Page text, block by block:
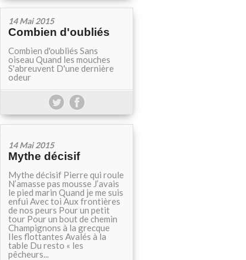
14 Mai 2015
Combien d'oubliés
Combien d'oubliés Sans
oiseau Quand les mouches
S'abreuvent D'une dernière
odeur
14 Mai 2015
Mythe décisif
Mythe décisif Pierre qui roule
N’amasse pas mousse J’avais
le pied marin Quand je me suis
enfui Avec toi Aux frontières
de nos peurs Pour un petit
tour Pour un bout de chemin
Champignons à la grecque
Iles flottantes Avalés à la
table Du resto « les
pêcheurs...